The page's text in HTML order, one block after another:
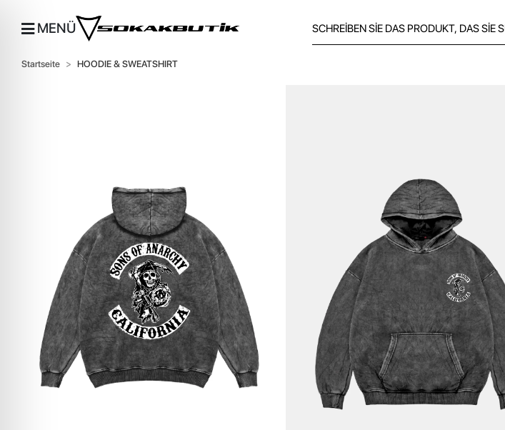
MENÜ
Startseite HOODIE & SWEATSHIRT